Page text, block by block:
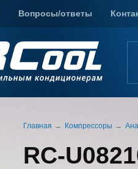
Вопросы/ответы
Главная Компрессоры
RC-